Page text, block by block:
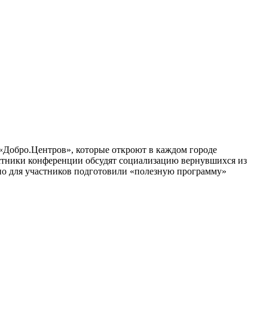
которые откроют в каждом городе
конференции обсудят социализацию вернувшихся из
участников подготовили «полезную программу»